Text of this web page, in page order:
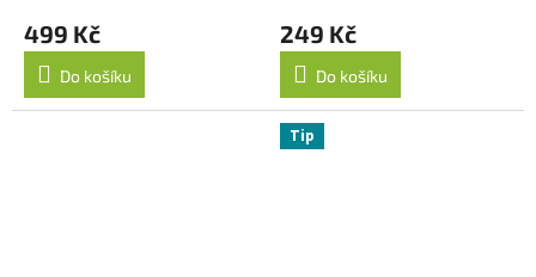
499 Kč
Do košíku
249 Kč
Do košíku
Tip